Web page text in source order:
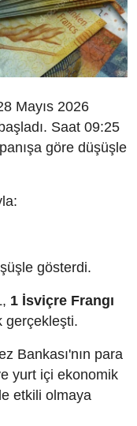
Mayıs 2026
Saat 09:25
göre düşüşle
gösterdi.
1 İsviçre Frangı
gerçekleşti.
Bankası'nın para
yurt içi ekonomik
etkili olmaya